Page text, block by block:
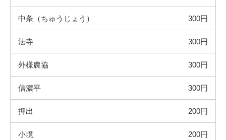
中条（ちゅうじょう） 300円
法寺 300円
外様農協 300円
信濃平 300円
押出 200円
小境 200円